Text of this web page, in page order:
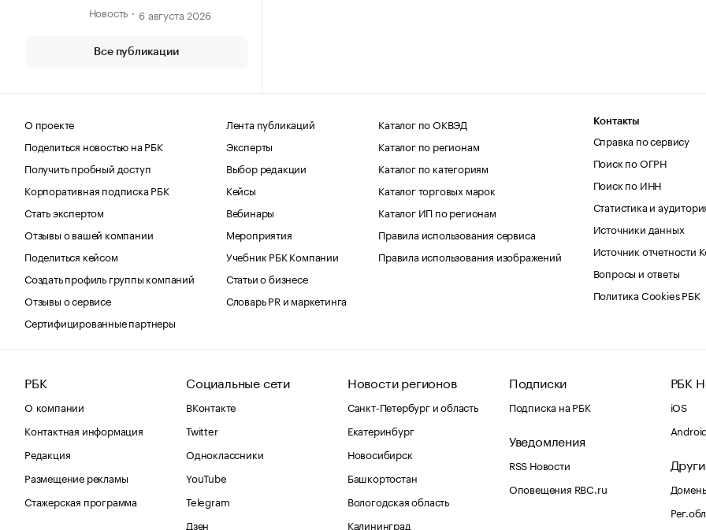
Новость
6 августа 2026
Все публикации
О проекте
Поделиться новостью на РБК
Получить пробный доступ
Корпоративная подписка РБК
Стать экспертом
Отзывы о вашей компании
Поделиться кейсом
Создать профиль группы компаний
Отзывы о сервисе
Сертифицированные партнеры
Лента публикаций
Эксперты
Выбор редакции
Кейсы
Вебинары
Мероприятия
Учебник РБК Компании
Статьи о бизнесе
Словарь PR и маркетинга
Каталог по ОКВЭД
Каталог по регионам
Каталог по категориям
Каталог торговых марок
Каталог ИП по регионам
Правила использования сервиса
Правила использования изображений
Контакты
Справка по сервису
Поиск по ОГРН
Поиск по ИНН
Статистика и
Источники данных
Источник отчетности
Вопросы и ответы
Политика Cookies РБК
РБК
О компании
Контактная информация
Редакция
Размещение рекламы
Стажерская программа
Социальные сети
ВКонтакте
Twitter
Одноклассники
YouTube
Telegram
Дзен
Новости регионов
Санкт-Петербург и область
Екатеринбург
Новосибирск
Башкортостан
Вологодская область
Калининград
Подписки
Подписка на РБК
Уведомления
RSS Новости
Оповещения RBC.ru
РБК
iOS